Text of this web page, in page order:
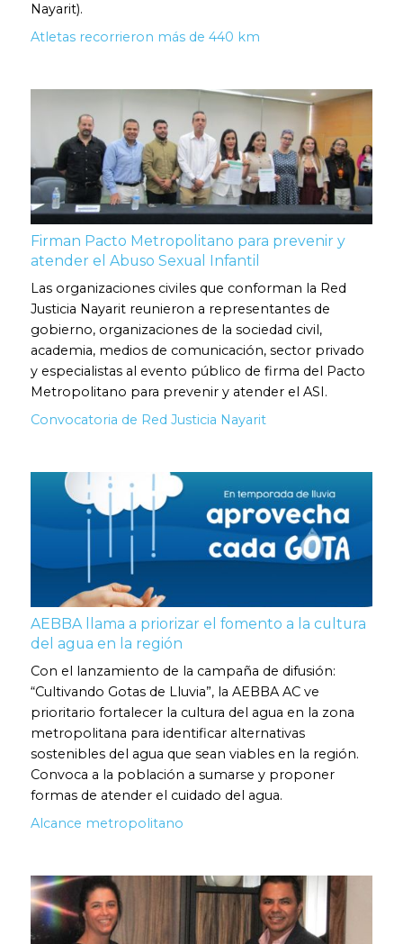
Nayarit).
Atletas recorrieron más de 440 km
Firman Pacto Metropolitano para prevenir y
atender el Abuso Sexual Infantil
Las organizaciones civiles que conforman la Red
Justicia Nayarit reunieron a representantes de
gobierno, organizaciones de la sociedad civil,
academia, medios de comunicación, sector privado
y especialistas al evento público de firma del Pacto
Metropolitano para prevenir y atender el ASI.
Convocatoria de Red Justicia Nayarit
AEBBA llama a priorizar el fomento a la cultura
del agua en la región
Con el lanzamiento de la campaña de difusión:
“Cultivando Gotas de Lluvia”, la AEBBA AC ve
prioritario fortalecer la cultura del agua en la zona
metropolitana para identificar alternativas
sostenibles del agua que sean viables en la región.
Convoca a la población a sumarse y proponer
formas de atender el cuidado del agua.
Alcance metropolitano